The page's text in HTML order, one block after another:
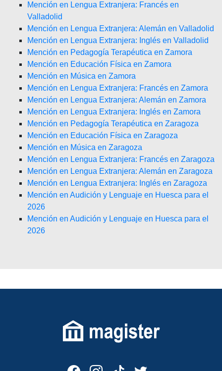
Mención en Lengua Extranjera: Francés en
Valladolid
Mención en Lengua Extranjera: Alemán en Valladolid
Mención en Lengua Extranjera: Inglés en Valladolid
Mención en Pedagogía Terapéutica en Zamora
Mención en Educación Física en Zamora
Mención en Música en Zamora
Mención en Lengua Extranjera: Francés en Zamora
Mención en Lengua Extranjera: Alemán en Zamora
Mención en Lengua Extranjera: Inglés en Zamora
Mención en Pedagogía Terapéutica en Zaragoza
Mención en Educación Física en Zaragoza
Mención en Música en Zaragoza
Mención en Lengua Extranjera: Francés en Zaragoza
Mención en Lengua Extranjera: Alemán en Zaragoza
Mención en Lengua Extranjera: Inglés en Zaragoza
Mención en Audición y Lenguaje en Huesca para el
2026
Mención en Audición y Lenguaje en Huesca para el
2026